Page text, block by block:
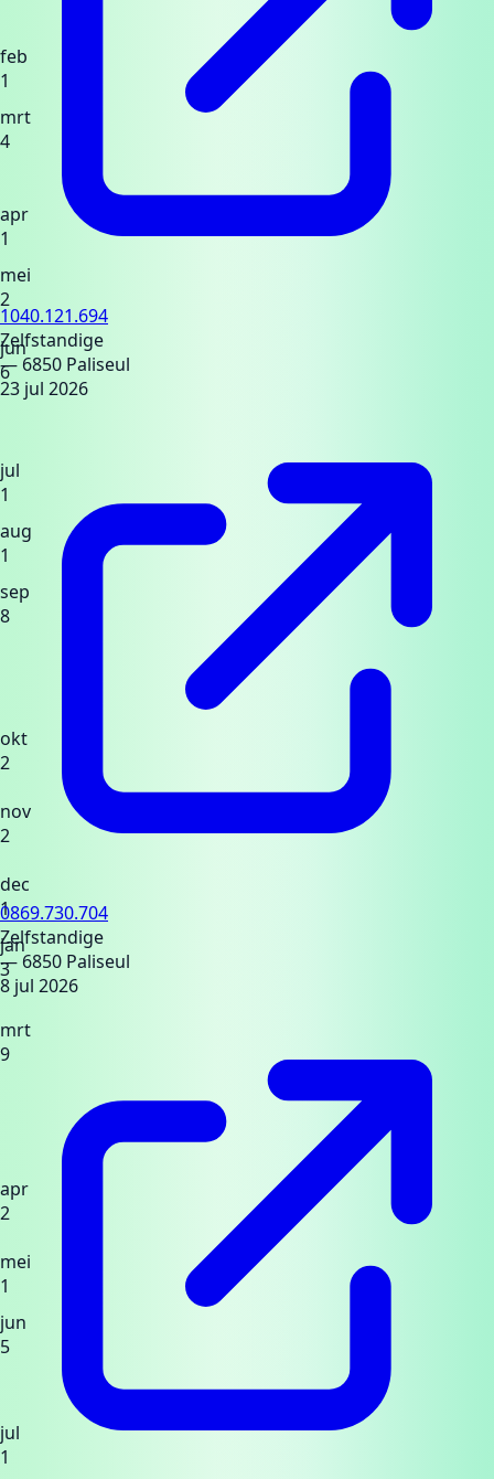
feb
1
mrt
4
apr
1
mei
2
jun
6
jul
1
aug
1
sep
8
okt
2
nov
2
dec
1
jan
3
mrt
9
apr
2
mei
1
jun
5
jul
1
1040.121.694
Zelfstandige
— 6850 Paliseul
23 jul 2026
0869.730.704
Zelfstandige
— 6850 Paliseul
8 jul 2026